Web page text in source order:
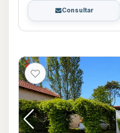
Consultar